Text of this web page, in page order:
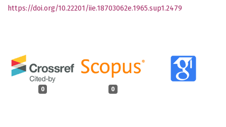
0 0
https://doi.org/10.22201/iie.18703062e.1965.sup1.2479